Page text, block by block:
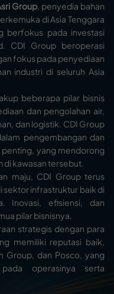
Group, penyedia bahan
di Asia Tenggara
berfokus pada investasi
CDI Group beroperasi
fokus pada penyediaan
industri di seluruh Asia
beberapa pilar bisnis
dan pengolahan air,
dan logistik. CDI Group
pengembangan dan
yang mendorong
kawasan tersebut.
maju, CDI Group terus
sektor infrastruktur baik di
Inovasi, efisiensi, dan
pilar bisnisnya.
strategis dengan para
memiliki reputasi baik,
Group, dan Posco, yang
operasinya serta